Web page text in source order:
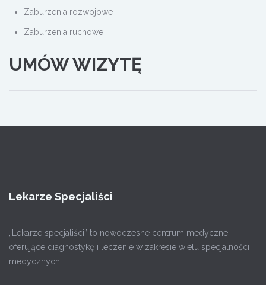
Zaburzenia rozwojowe
Zaburzenia ruchowe
UMÓW WIZYTĘ
Lekarze Specjaliści
„Lekarze specjaliści” to nowoczesne centrum medyczne
oferujące diagnostykę i leczenie w zakresie wielu specjalności
medycznych